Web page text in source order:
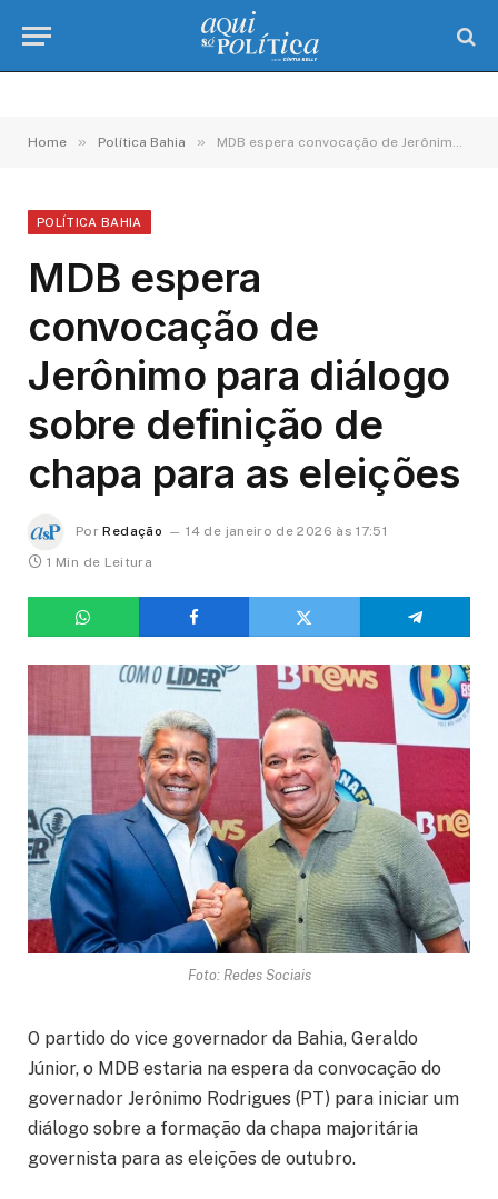
Home » Política Bahia » MDB espera convocação de Jerônimo para diálogo sobre definição de chapa para as eleições
POLÍTICA BAHIA
MDB espera
convocação de
Jerônimo para diálogo
sobre definição de
chapa para as eleições
Por Redação
14 de janeiro de 2026 às 17:51
1 Min de Leitura
Foto: Redes Sociais
O partido do vice governador da Bahia, Geraldo
Júnior, o MDB estaria na espera da convocação do
governador Jerônimo Rodrigues (PT) para iniciar um
diálogo sobre a formação da chapa majoritária
governista para as eleições de outubro.